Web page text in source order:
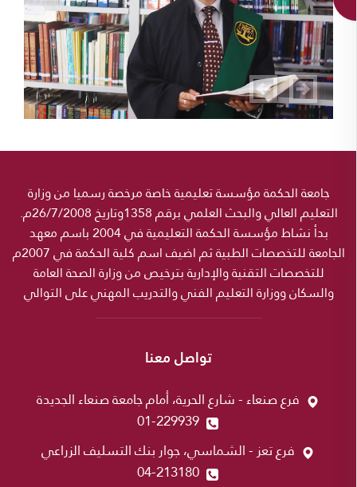
جامعة الحكمة مؤسسة تعليمية خاصة مرخصة رسميا من وزارة
التعليم العالي والبحث العلمي برقم 1358وتاريخ 26/7/2008م.
بدأ نشاط مؤسسة الحكمة التعليمية في 2004 باسم معهد
الجامعة للتخصصات الطبية ثم اضيف اسم كلية الحكمة في 2007م
للتخصصات التقنية والإدارية بترخيص من وزارة الصحة العامة
والسكان ووزارة التعليم الفني والتدريب المهني على التوالي
تواصل معنا
فرع صنعاء - شارع الحرية، أمام جامعة صنعاء الجديدة
01-229939
فرع تعز - الشماسي، جوار بنك التسليف الزراعي
04-213180